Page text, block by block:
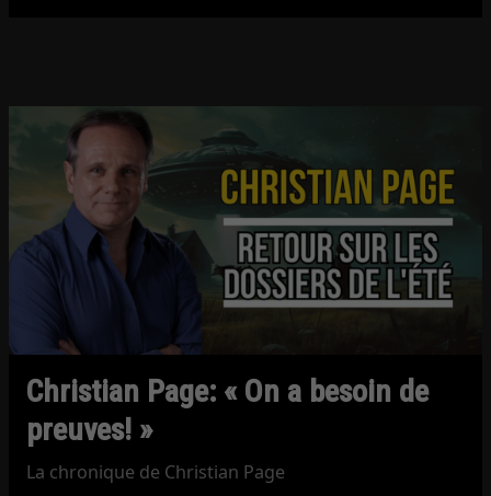
Christian Page: « On a besoin de
preuves! »
La chronique de Christian Page